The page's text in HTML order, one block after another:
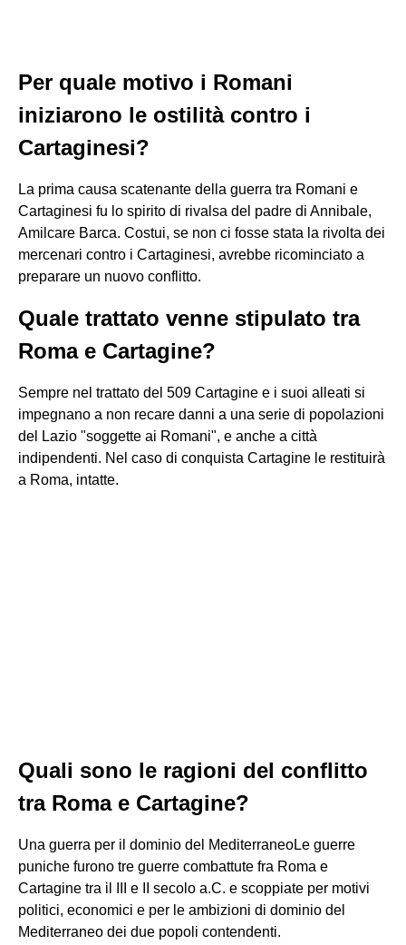
Per quale motivo i Romani
iniziarono le ostilità contro i
Cartaginesi?
La prima causa scatenante della guerra tra Romani e
Cartaginesi fu lo spirito di rivalsa del padre di Annibale,
Amilcare Barca. Costui, se non ci fosse stata la rivolta dei
mercenari contro i Cartaginesi, avrebbe ricominciato a
preparare un nuovo conflitto.
Quale trattato venne stipulato tra
Roma e Cartagine?
Sempre nel trattato del 509 Cartagine e i suoi alleati si
impegnano a non recare danni a una serie di popolazioni
del Lazio "soggette ai Romani", e anche a città
indipendenti. Nel caso di conquista Cartagine le restituirà
a Roma, intatte.
Quali sono le ragioni del conflitto
tra Roma e Cartagine?
Una guerra per il dominio del MediterraneoLe guerre
puniche furono tre guerre combattute fra Roma e
Cartagine tra il III e II secolo a.C. e scoppiate per motivi
politici, economici e per le ambizioni di dominio del
Mediterraneo dei due popoli contendenti.